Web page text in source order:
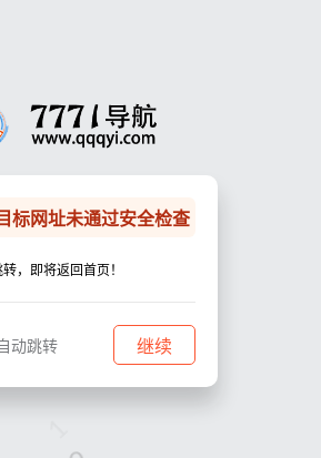
目标网址未通过安全检查
，即将返回首页！
动跳转 继续